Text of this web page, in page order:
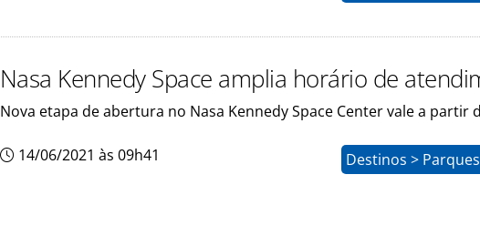
Nasa Kennedy Space amplia horário de
Nova etapa de abertura no Nasa Kennedy Space Center vale a partir
14/06/2021 às 09h41 Destinos >